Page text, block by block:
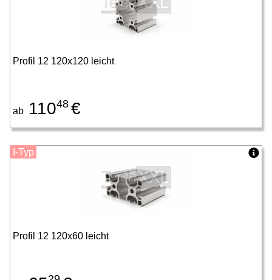
Profil 12 120x120 leicht
ab 11048 €
Profil 12 120x60 leicht
I-Typ